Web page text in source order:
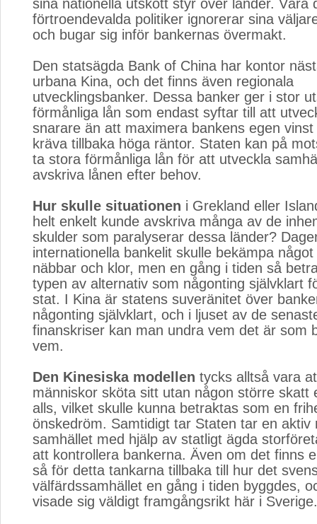
sina nationella utskott styr över länder. Våra
förtroendevalda politiker ignorerar sina
och bugar sig inför bankernas övermakt.
Den statsägda Bank of China har kontor
urbana Kina, och det finns även regionala
utvecklingsbanker. Dessa banker ger i stor
förmånliga lån som endast syftar till att
snarare än att maximera bankens egen
kräva tillbaka höga räntor. Staten kan på
ta stora förmånliga lån för att utveckla
avskriva lånen efter behov.
Hur skulle situationen i Grekland eller
helt enkelt kunde avskriva många av de
skulder som paralyserar dessa länder?
internationella bankelit skulle bekämpa
näbbar och klor, men en gång i tiden så
typen av alternativ som någonting självklart
stat. I Kina är statens suveränitet över
någonting självklart, och i ljuset av de
finanskriser kan man undra vem det är som
vem.
Den Kinesiska modellen tycks alltså vara
människor sköta sitt utan någon större skatt
alls, vilket skulle kunna betraktas som en
önskedröm. Samtidigt tar Staten tar en aktiv
samhället med hjälp av statligt ägda
att kontrollera bankerna. Även om det finns
så för detta tankarna tillbaka till hur det
välfärdssamhället en gång i tiden byggdes,
visade sig väldigt framgångsrikt här i Sverige.